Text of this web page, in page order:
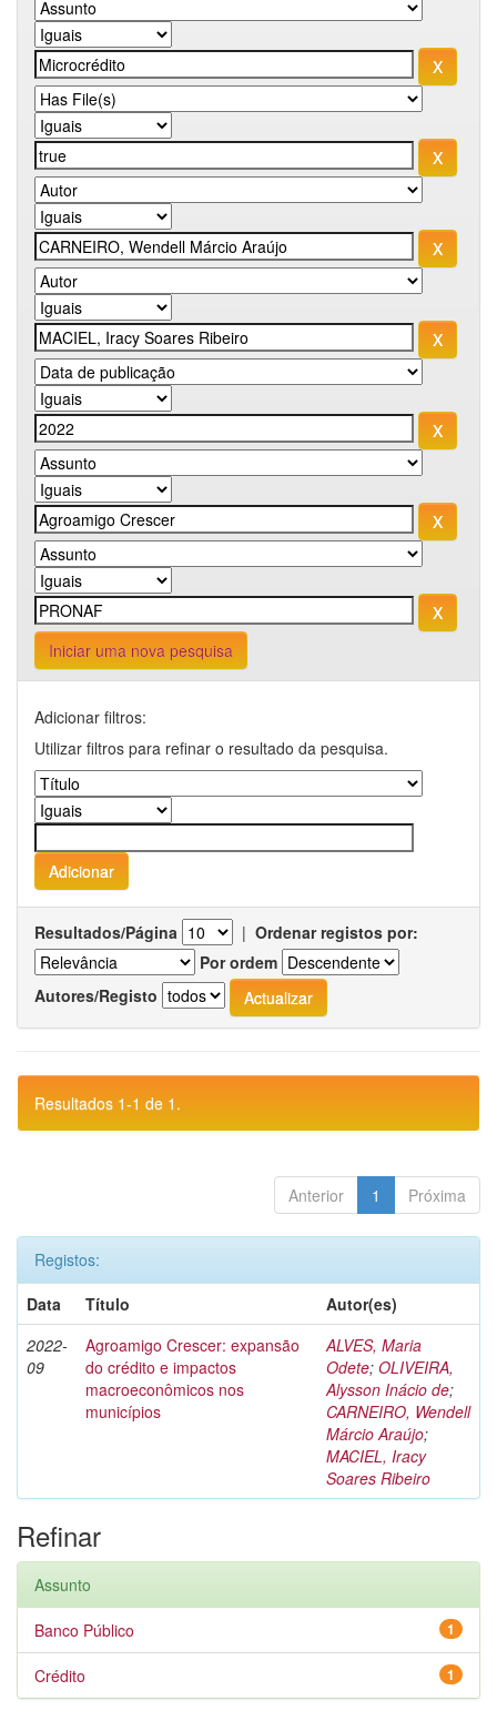
Iniciar uma nova pesquisa
Adicionar filtros:
Utilizar filtros para refinar o resultado da pesquisa.
Resultados/Página | Ordenar registos por:
Por ordem
Autores/Registo
Resultados 1-1 de 1.
Anterior 1 Próxima
Registos:
Data
Título
Autor(es)
2022-
09
Agroamigo Crescer: expansão
do crédito e impactos
macroeconômicos nos
municípios
ALVES, Maria
Odete; OLIVEIRA,
Alysson Inácio de;
CARNEIRO, Wendell
Márcio Araújo;
MACIEL, Iracy
Soares Ribeiro
Refinar
Assunto
1
Banco Público
1
Crédito